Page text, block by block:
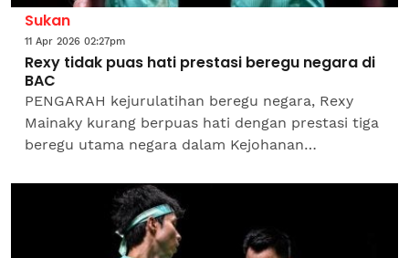
Sukan
11 Apr 2026 02:27pm
Rexy tidak puas hati prestasi beregu negara di
BAC
PENGARAH kejurulatihan beregu negara, Rexy
Mainaky kurang berpuas hati dengan prestasi tiga
beregu utama negara dalam Kejohanan
Jumaat.Kesemua tiga...